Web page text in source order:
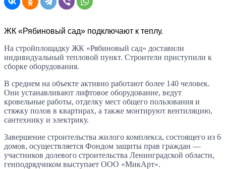
ЖК «Рябиновый сад» подключают к теплу.
На стройплощадку ЖК «Рябиновый сад» доставили
индивидуальный тепловой пункт. Строители приступили к
сборке оборудования.
В среднем на объекте активно работают более 140 человек.
Они устанавливают лифтовое оборудование, ведут
кровельные работы, отделку мест общего пользования и
стяжку полов в квартирах, а также монтируют вентиляцию,
сантехнику и электрику.
Завершение строительства жилого комплекса, состоящего из 6
домов, осуществляется Фондом защиты прав граждан —
участников долевого строительства Ленинградской области,
генподрядчиком выступает ООО «МикАрт».